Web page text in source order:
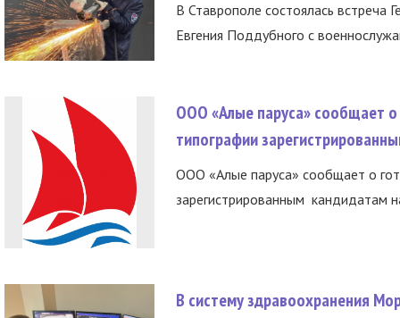
В Ставрополе состоялась встреча
Евгения Поддубного с
ООО «Алые паруса» сообщает о
типографии
ООО «Алые паруса» сообщает о
зарегистрированным кандидатам
В систему здравоохранения